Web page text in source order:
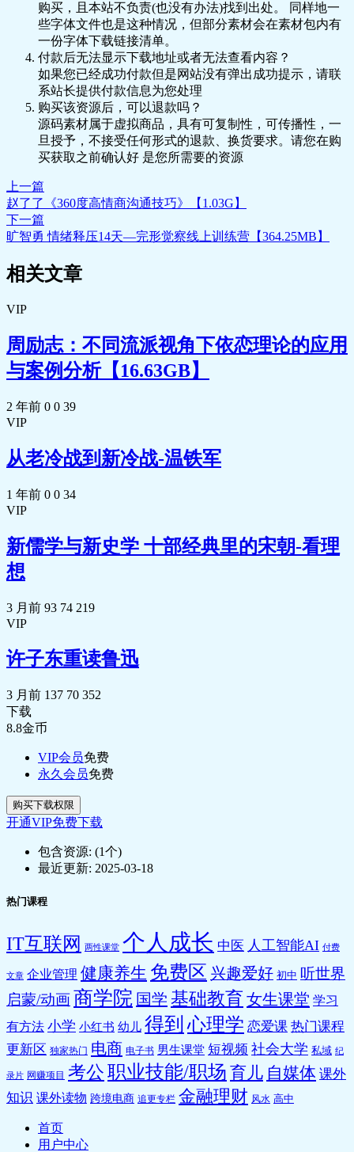
购买，且本站不负责(也没有办法)找到出处。 同样地一
些字体文件也是这种情况，但部分素材会在素材包内有
一份字体下载链接清单。
付款后无法显示下载地址或者无法查看内容？
如果您已经成功付款但是网站没有弹出成功提示，请联
系站长提供付款信息为您处理
购买该资源后，可以退款吗？
源码素材属于虚拟商品，具有可复制性，可传播性，一
旦授予，不接受任何形式的退款、换货要求。请您在购
买获取之前确认好 是您所需要的资源
上一篇
赵了了《360度高情商沟通技巧》【1.03G】
下一篇
旷智勇 情绪释压14天—完形觉察线上训练营【364.25MB】
相关文章
VIP
周励志：不同流派视角下依恋理论的应用
与案例分析【16.63GB】
2 年前 0 0 39
VIP
从老冷战到新冷战-温铁军
1 年前 0 0 34
VIP
新儒学与新史学 十部经典里的宋朝-看理
想
3 月前 93 74 219
VIP
许子东重读鲁迅
3 月前 137 70 352
下载
8.8金币
VIP会员免费
永久会员免费
购买下载权限
开通VIP免费下载
包含资源: (1个)
最近更新: 2025-03-18
热门课程
IT互联网 两性课堂 个人成长 中医 人工智能AI 付费
文章 企业管理 健康养生 免费区 兴趣爱好 初中 听世界
启蒙/动画商学院 国学 基础教育 女生课堂 学习
有方法 小学 小红书 幼儿 得到 心理学 恋爱课 热门课程
更新区 独家热门 电商 电子书 男生课堂 短视频 社会大学 私域 纪
录片 网赚项目 考公 职业技能/职场 育儿 自媒体 课外
知识 课外读物 跨境电商 追更专栏 金融理财 风水 高中
首页
用户中心